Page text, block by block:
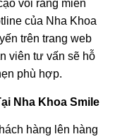
vôi răng miễn
của Nha Khoa
trên trang web
viên tư vấn sẽ hỗ
phù hợp.
Nha Khoa Smile
hàng lên hàng